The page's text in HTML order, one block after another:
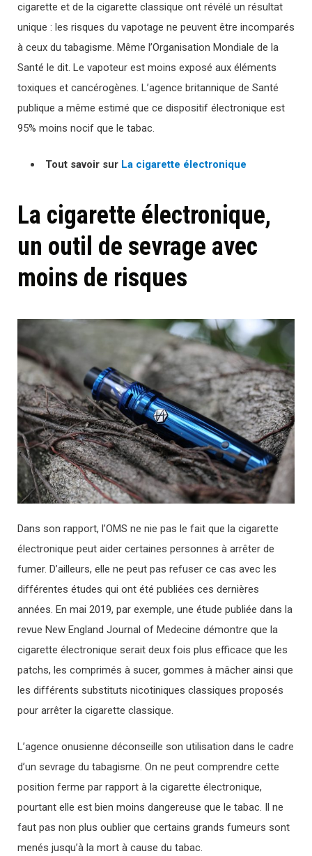
cigarette et de la cigarette classique ont révélé un résultat
unique : les risques du vapotage ne peuvent être incomparés
à ceux du tabagisme. Même l’Organisation Mondiale de la
Santé le dit. Le vapoteur est moins exposé aux éléments
toxiques et cancérogènes. L’agence britannique de Santé
publique a même estimé que ce dispositif électronique est
95% moins nocif que le tabac.
Tout savoir sur La cigarette électronique
La cigarette électronique,
un outil de sevrage avec
moins de risques
Dans son rapport, l’OMS ne nie pas le fait que la cigarette
électronique peut aider certaines personnes à arrêter de
fumer. D’ailleurs, elle ne peut pas refuser ce cas avec les
différentes études qui ont été publiées ces dernières
années. En mai 2019, par exemple, une étude publiée dans la
revue New England Journal of Medecine démontre que la
cigarette électronique serait deux fois plus efficace que les
patchs, les comprimés à sucer, gommes à mâcher ainsi que
les différents substituts nicotiniques classiques proposés
pour arrêter la cigarette classique.
L’agence onusienne déconseille son utilisation dans le cadre
d’un sevrage du tabagisme. On ne peut comprendre cette
position ferme par rapport à la cigarette électronique,
pourtant elle est bien moins dangereuse que le tabac. Il ne
faut pas non plus oublier que certains grands fumeurs sont
menés jusqu’à la mort à cause du tabac.